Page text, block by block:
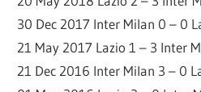
30 Dec 2017 Inter Milan 0 – 0
21 May 2017 Lazio 1 – 3 Inter
21 Dec 2016 Inter Milan 3 – 0